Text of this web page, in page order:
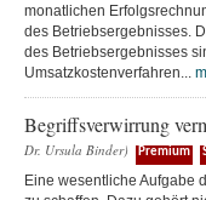
monatlichen
des Betriebsergebnisses.
des Betriebsergebnisses
Umsatzkostenverfahren...
Begriffsverwirrung
Dr. Ursula Binder)
Premium
Eine wesentliche Aufgabe